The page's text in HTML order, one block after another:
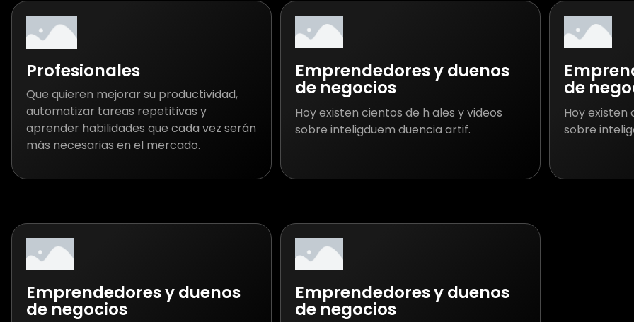
Profesionales
Que quieren mejorar su productividad,
automatizar tareas repetitivas y
aprender habilidades que cada vez serán
más necesarias en el mercado.
Emprendedores y duenos
de negocios
Hoy existen cientos de h ales y videos
sobre inteligduem duencia artif.
de
Hoy existen
sobre
Emprendedores y duenos
de negocios
Emprendedores y duenos
de negocios